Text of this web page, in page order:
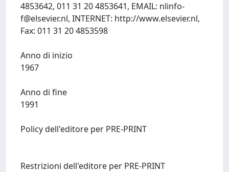
4853642, 011 31 20 4853641, EMAIL: nlinfo-
f@elsevier.nl, INTERNET: http://www.elsevier.nl,
Anno di inizio
Anno di fine
Policy dell'editore per PRE-PRINT
Restrizioni dell'editore per PRE-PRINT